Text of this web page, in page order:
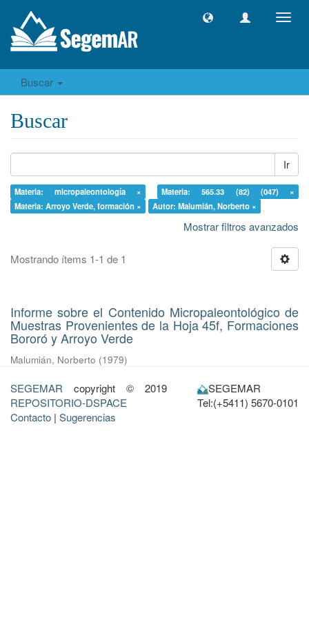
Buscar
Buscar
Ir
Materia: micropaleontología ×
Materia: 565.33 (82) (047) ×
Materia: Arroyo Verde, formación ×
Autor: Malumián, Norberto ×
Mostrar filtros avanzados
Mostrando ítems 1-1 de 1
Informe sobre el Contenido Micropaleontológico de
Muestras Provenientes de la Hoja 45f, Formaciones
Bororó y Arroyo Verde
Malumián, Norberto (1979)
SEGEMAR copyright © 2019
REPOSITORIO-DSPACE
Contacto | Sugerencias
SEGEMAR
Tel:(+5411) 5670-0101